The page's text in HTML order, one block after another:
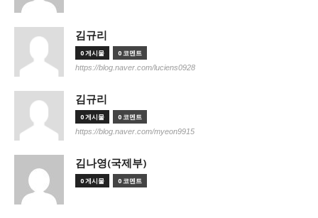
김규리
0 게시물 0 코멘트
https://blog.naver.com/luciens0928
김규리
0 게시물 0 코멘트
https://blog.naver.com/myeon9915
김나영(국제부)
0 게시물 0 코멘트